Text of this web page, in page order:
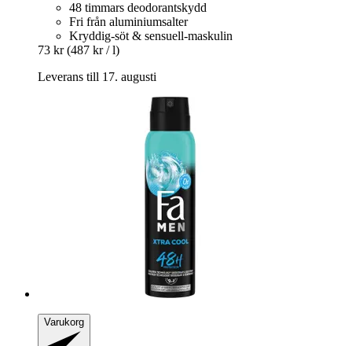
48 timmars deodorantskydd
Fri från aluminiumsalter
Kryddig-söt & sensuell-maskulin
73 kr (487 kr / l)
Leverans till 17. augusti
Varukorg